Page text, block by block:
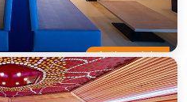
Actionreich